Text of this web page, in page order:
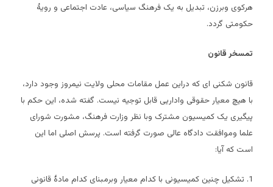
هرکوی وبرزن، تبدیل به یک فرهنگ سیاسی، عادت اجتماعی و رویۀ
حکومتی گردد.
تمسخر قانون
قانون شکنی ای که دراین عمل مقامات محلی ولایت نیمروز وجود دارد،
با هیچ معیار حقوقی واداریی قابل توجیه نیست. گفته شده، این حکم با
پیگیری یک کمیسیون مشترک وبا نظر وزارت فرهنگ، مشورت شورای
علما وموافقت دادگاه عالی صورت گرفته است. پرسش اصلی اما این
است که آیا:
1. تشکیل چنین کمیسیونی با کدام معیار وبرمبنای کدام مادۀ قانونی